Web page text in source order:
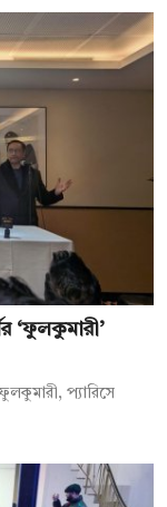
‘ফুলকুমারী’
প্যারিসে